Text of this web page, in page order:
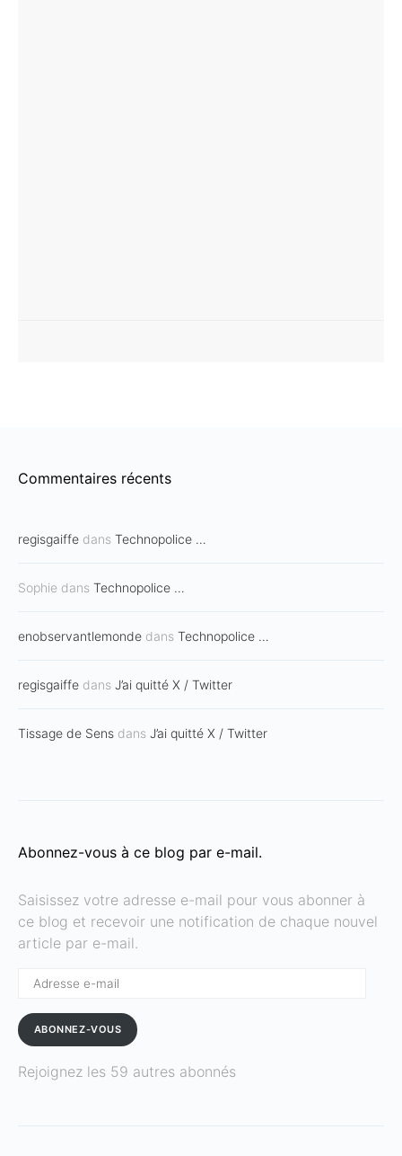
Commentaires récents
regisgaiffe dans Technopolice …
Sophie dans Technopolice …
enobservantlemonde dans Technopolice …
regisgaiffe dans J’ai quitté X / Twitter
Tissage de Sens dans J’ai quitté X / Twitter
Abonnez-vous à ce blog par e-mail.
Saisissez votre adresse e-mail pour vous abonner à
ce blog et recevoir une notification de chaque nouvel
article par e-mail.
ABONNEZ-VOUS
Rejoignez les 59 autres abonnés